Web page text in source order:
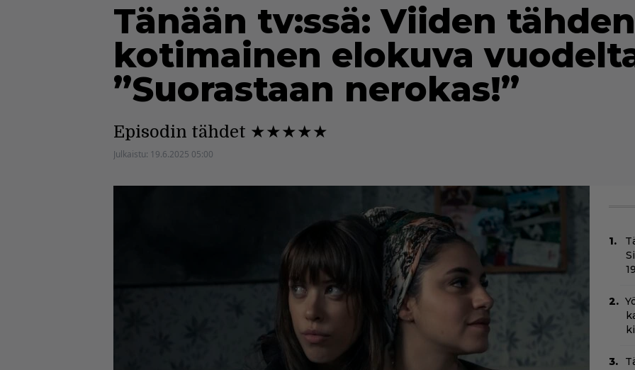
Tänään tv:ssä: Viiden tähden
kotimainen elokuva
”Suorastaan nerokas!”
Episodin tähdet ★★★★★
Julkaistu: 19.6.2025 05:00